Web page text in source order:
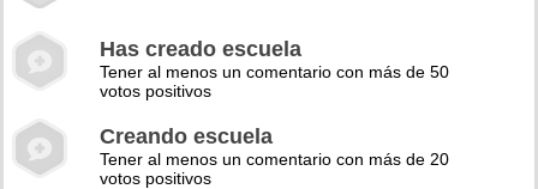
Has creado escuela
Tener al menos un comentario con más de 50
votos positivos
Creando escuela
Tener al menos un comentario con más de 20
votos positivos